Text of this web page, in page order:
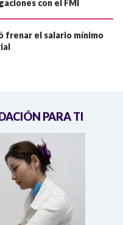
con el FMI
frenar el salario mínimo
PARA TI